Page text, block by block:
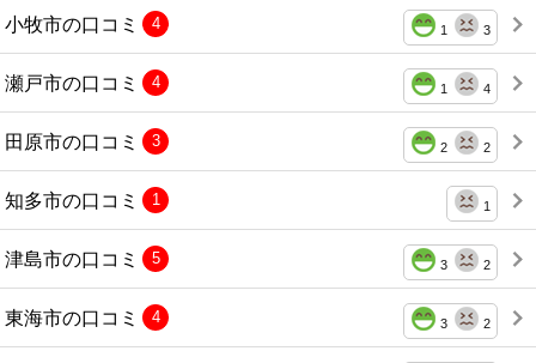
小牧市の口コミ 1 3
4
瀬戸市の口コミ 1 4
4
田原市の口コミ 2 2
3
知多市の口コミ 1
1
津島市の口コミ 3 2
5
東海市の口コミ 3 2
4